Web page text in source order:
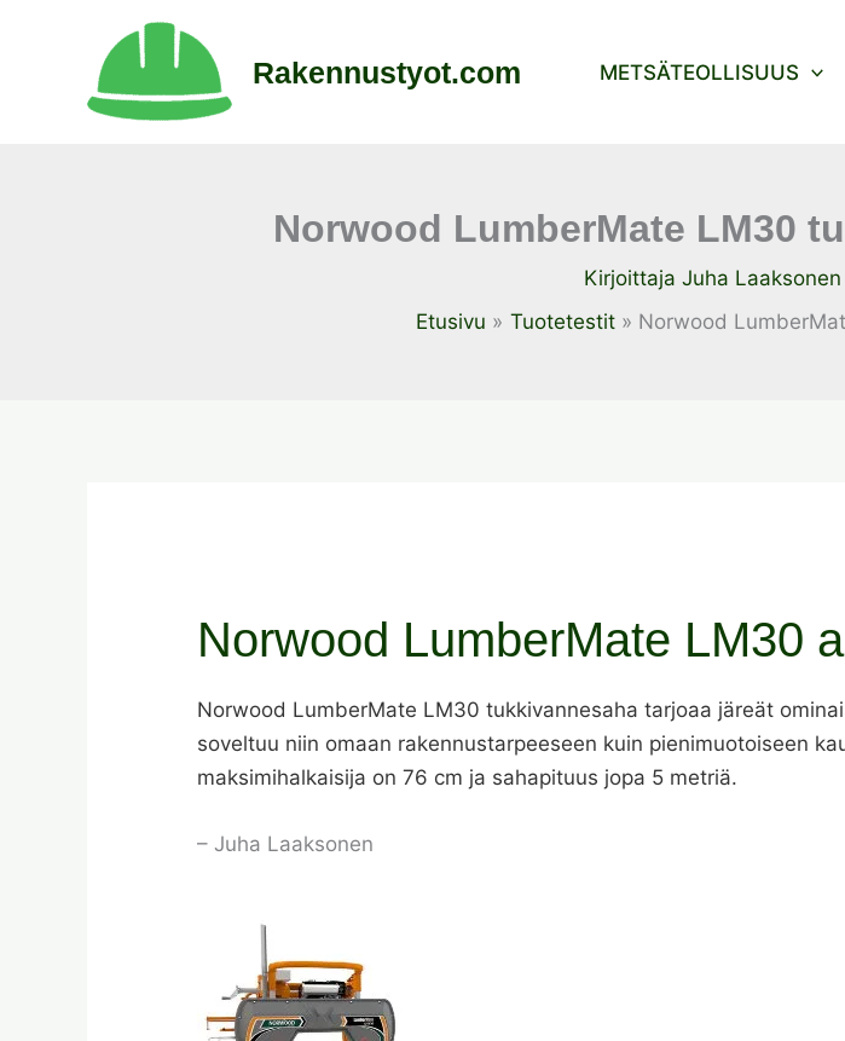
Rakennustyot.com METSÄTEOLLISUUS
Norwood LumberMate LM30
Kirjoittaja Juha Laaksonen
Etusivu
Tuotetestit Norwood
Norwood LumberMate LM30
Norwood LumberMate LM30 tukkivannesaha tarjoaa järeät
soveltuu niin omaan rakennustarpeeseen kuin pienimuotoiseen
maksimihalkaisija on 76 cm ja sahapituus jopa 5 metriä.
– Juha Laaksonen